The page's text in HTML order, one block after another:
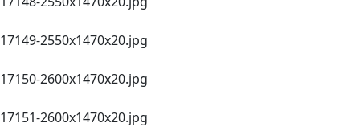
17149-2550х1470x20.jpg
17150-2600х1470x20.jpg
17151-2600х1470x20.jpg